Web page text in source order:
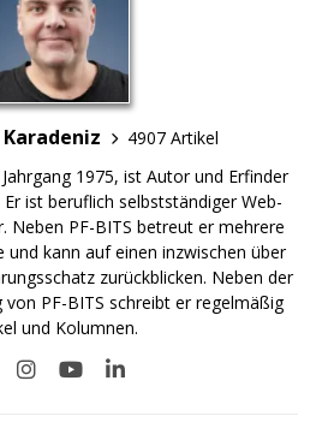
4907 Artikel
1975, ist Autor und Erfinder
ist beruflich selbstständiger Web-
Neben PF-BITS betreut er mehrere
kann auf einen inzwischen über
zurückblicken. Neben der
PF-BITS schreibt er regelmäßig
und Kolumnen.